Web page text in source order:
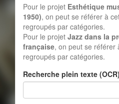
Pour le projet Esthétique
1950), on peut se référer à
regroupés par catégories.
Pour le projet Jazz dans la
française, on peut se référer
regroupés par catégories.
Recherche plein texte (OCR)